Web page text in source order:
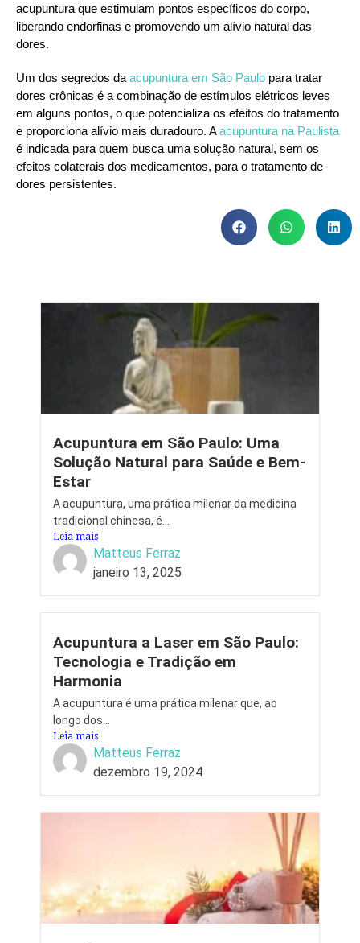
acupuntura que estimulam pontos específicos do corpo,
liberando endorfinas e promovendo um alívio natural das
dores.
Um dos segredos da acupuntura em São Paulo para tratar
dores crônicas é a combinação de estímulos elétricos leves
em alguns pontos, o que potencializa os efeitos do tratamento
e proporciona alívio mais duradouro. Aacupuntura na Paulista
é indicada para quem busca uma solução natural, sem os
efeitos colaterais dos medicamentos, para o tratamento de
dores persistentes.
Acupuntura em São Paulo: Uma
Solução Natural para Saúde e Bem-
Estar
A acupuntura, uma prática milenar da medicina
tradicional chinesa, é...
Leia mais
Matteus Ferraz
janeiro 13, 2025
Acupuntura a Laser em São Paulo:
Tecnologia e Tradição em
Harmonia
A acupuntura é uma prática milenar que, ao
longo dos...
Leia mais
Matteus Ferraz
dezembro 19, 2024